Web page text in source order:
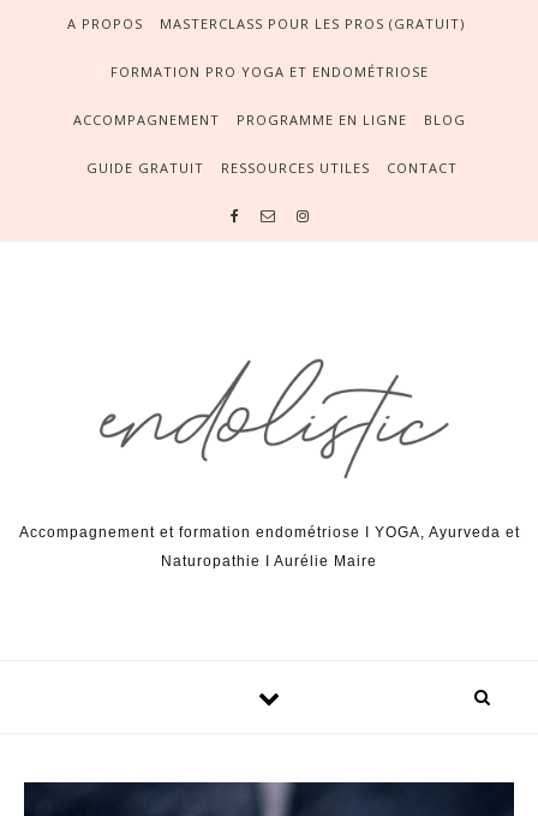
A PROPOS MASTERCLASS POUR LES PROS (GRATUIT)
FORMATION PRO YOGA ET ENDOMÉTRIOSE
ACCOMPAGNEMENT PROGRAMME EN LIGNE BLOG
GUIDE GRATUIT RESSOURCES UTILES CONTACT
Accompagnement et formation endométriose I YOGA, Ayurveda et
Naturopathie I Aurélie Maire